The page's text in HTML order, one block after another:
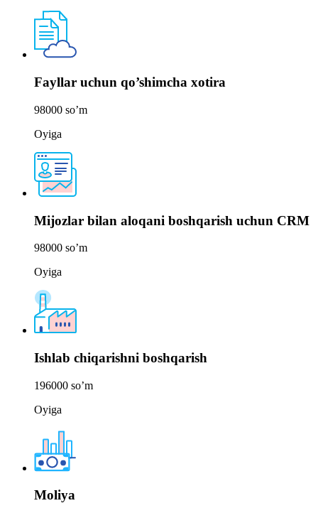
Fayllar uchun qo’shimcha xotira
98000 so’m
Oyiga
Mijozlar bilan aloqani boshqarish uchun CRM
98000 so’m
Oyiga
Ishlab chiqarishni boshqarish
196000 so’m
Oyiga
Moliya